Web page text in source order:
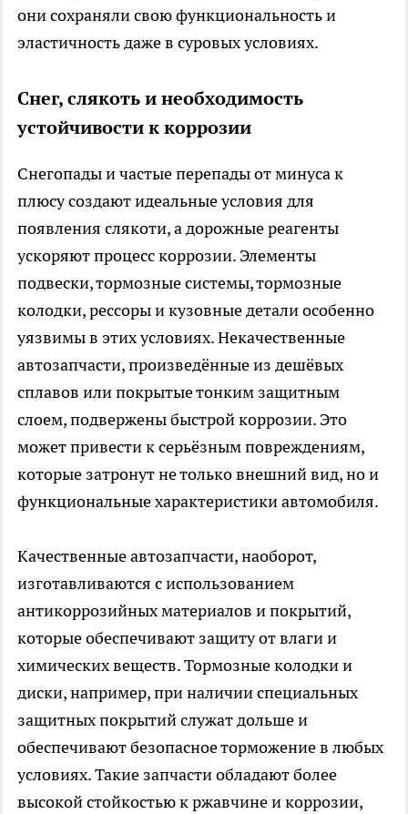
они сохраняли свою функциональность и
эластичность даже в суровых условиях.
Снег, слякоть и необходимость
устойчивости к коррозии
Снегопады и частые перепады от минуса к
плюсу создают идеальные условия для
появления слякоти, а дорожные реагенты
ускоряют процесс коррозии. Элементы
подвески, тормозные системы, тормозные
колодки, рессоры и кузовные детали особенно
уязвимы в этих условиях. Некачественные
автозапчасти, произведённые из дешёвых
сплавов или покрытые тонким защитным
слоем, подвержены быстрой коррозии. Это
может привести к серьёзным повреждениям,
которые затронут не только внешний вид, но и
функциональные характеристики автомобиля.
Качественные автозапчасти, наоборот,
изготавливаются с использованием
антикоррозийных материалов и покрытий,
которые обеспечивают защиту от влаги и
химических веществ. Тормозные колодки и
диски, например, при наличии специальных
защитных покрытий служат дольше и
обеспечивают безопасное торможение в любых
условиях. Такие запчасти обладают более
высокой стойкостью к ржавчине и коррозии,